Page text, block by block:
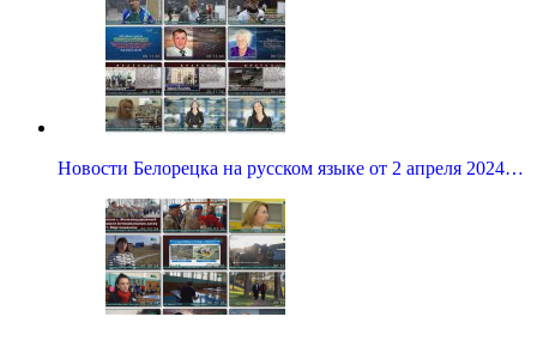
Новости Белорецка на русском языке от 2 апреля 2024…